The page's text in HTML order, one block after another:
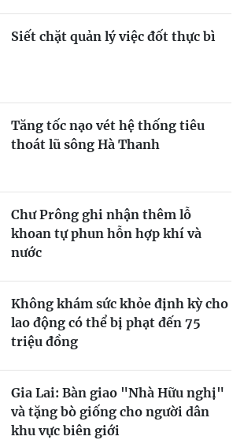
Siết chặt quản lý việc đốt thực bì
Tăng tốc nạo vét hệ thống tiêu
thoát lũ sông Hà Thanh
Chư Prông ghi nhận thêm lỗ
khoan tự phun hỗn hợp khí và
nước
Không khám sức khỏe định kỳ cho
lao động có thể bị phạt đến 75
triệu đồng
Gia Lai: Bàn giao "Nhà Hữu nghị"
và tặng bò giống cho người dân
khu vực biên giới